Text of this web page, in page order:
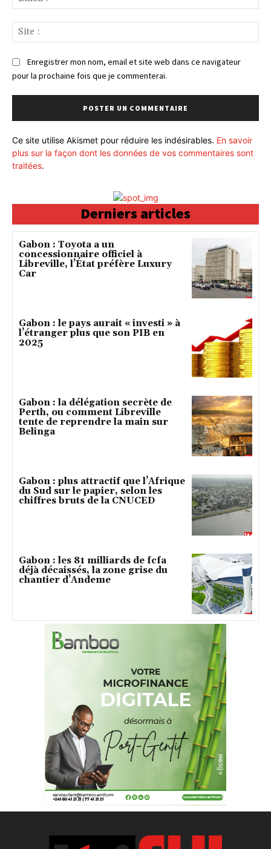
:*
:
Enregistrer mon nom, email et site web dans ce navigateur
pour la prochaine fois que je commenterai.
Ce site utilise Akismet pour réduire les indésirables. En savoir
plus sur la façon dont les données de vos commentaires sont
traitées.
Derniers articles
Gabon : Toyota a un
concessionnaire officiel à
Libreville, l’État préfère Luxury
Car
Gabon : le pays aurait « investi » à
l’étranger plus que son PIB en
2025
Gabon : la délégation secrète de
Perth, ou comment Libreville
tente de reprendre la main sur
Belinga
Gabon : plus attractif que l’Afrique
du Sud sur le papier, selon les
chiffres bruts de la CNUCED
Gabon : les 81 milliards de fcfa
déjà décaissés, la zone grise du
chantier d’Andeme